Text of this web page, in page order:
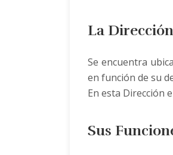
La
Se encuentra
en función de su
En esta Dirección
Sus